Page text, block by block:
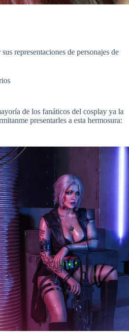
representaciones de personajes de
de los fanáticos del cosplay ya la
presentarles a esta hermosura: